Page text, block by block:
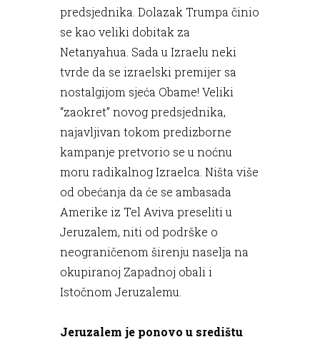
predsjednika. Dolazak Trumpa činio
se kao veliki dobitak za
Netanyahua. Sada u Izraelu neki
tvrde da se izraelski premijer sa
nostalgijom sjeća Obame! Veliki
“zaokret” novog predsjednika,
najavljivan tokom predizborne
kampanje pretvorio se u noćnu
moru radikalnog Izraelca. Ništa više
od obećanja da će se ambasada
Amerike iz Tel Aviva preseliti u
Jeruzalem, niti od podrške o
neograničenom širenju naselja na
okupiranoj Zapadnoj obali i
Istočnom Jeruzalemu.
Jeruzalem je ponovo u središtu